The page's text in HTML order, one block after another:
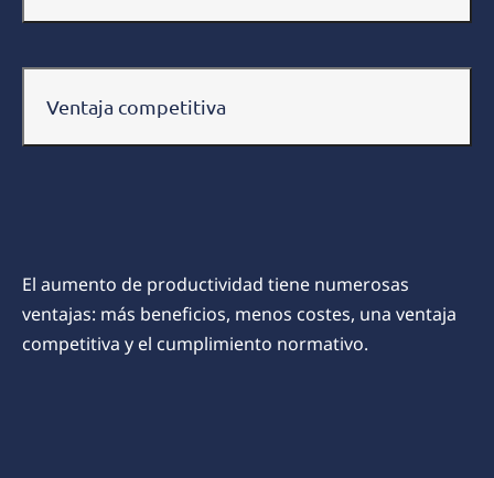
Ventaja competitiva
El aumento de productividad tiene numerosas
ventajas: más beneficios, menos costes, una ventaja
competitiva y el cumplimiento normativo.